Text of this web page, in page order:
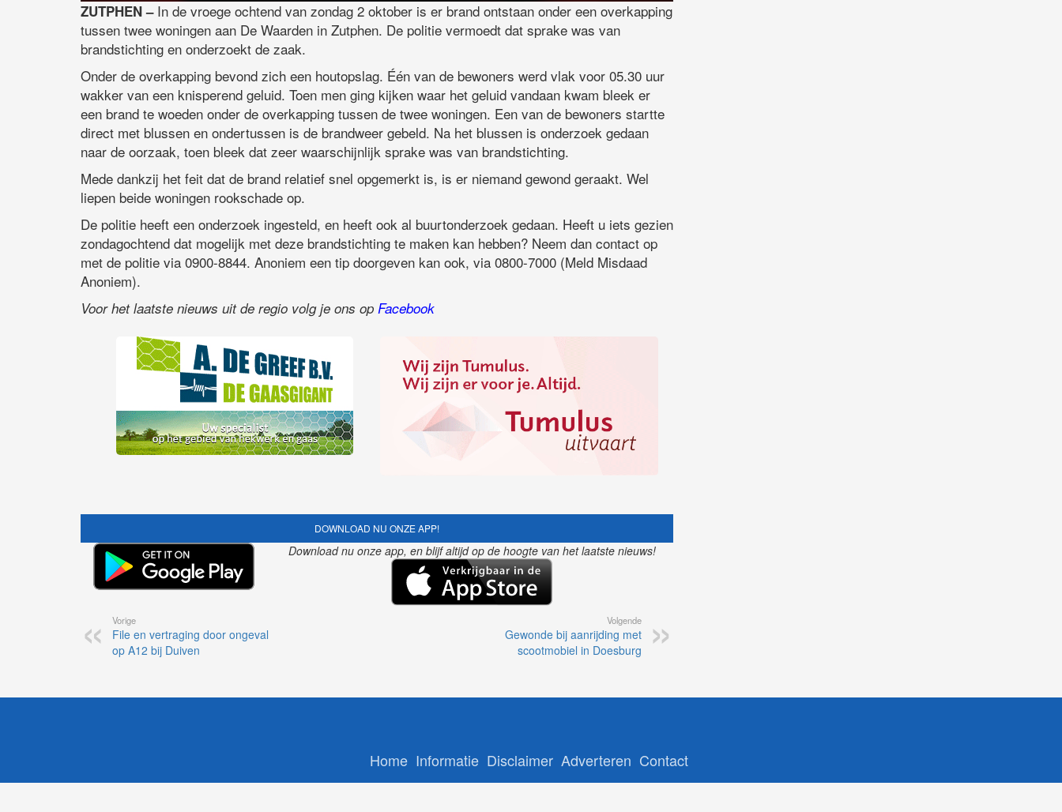
ZUTPHEN –In de vroege ochtend van zondag 2 oktober is er brand ontstaan onder een overkapping
tussen twee woningen aan De Waarden in Zutphen. De politie vermoedt dat sprake was van
brandstichting en onderzoekt de zaak.
Onder de overkapping bevond zich een houtopslag. Één van de bewoners werd vlak voor 05.30 uur
wakker van een knisperend geluid. Toen men ging kijken waar het geluid vandaan kwam bleek er
een brand te woeden onder de overkapping tussen de twee woningen. Een van de bewoners startte
direct met blussen en ondertussen is de brandweer gebeld. Na het blussen is onderzoek gedaan
naar de oorzaak, toen bleek dat zeer waarschijnlijk sprake was van brandstichting.
Mede dankzij het feit dat de brand relatief snel opgemerkt is, is er niemand gewond geraakt. Wel
liepen beide woningen rookschade op.
De politie heeft een onderzoek ingesteld, en heeft ook al buurtonderzoek gedaan. Heeft u iets gezien
zondagochtend dat mogelijk met deze brandstichting te maken kan hebben? Neem dan contact op
met de politie via 0900-8844. Anoniem een tip doorgeven kan ook, via 0800-7000 (Meld Misdaad
Anoniem).
Voor het laatste nieuws uit de regio volg je ons op Facebook
DOWNLOAD NU ONZE APP!
Download nu onze app, en blijf altijd op de hoogte van het laatste nieuws!
Vorige
File en vertraging door ongeval
op A12 bij Duiven
Volgende
Gewonde bij aanrijding met
scootmobiel in Doesburg
Home Informatie Disclaimer Adverteren Contact